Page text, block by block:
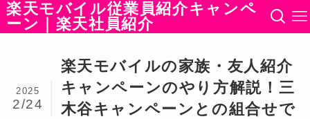
楽天モバイル従業員紹介キャンペ
ーン｜楽天社員紹介
楽天モバイルの家族・友人紹介
キャンペーンのやり方解説！三
木谷キャンペーンとの組合せで
2025
2/24